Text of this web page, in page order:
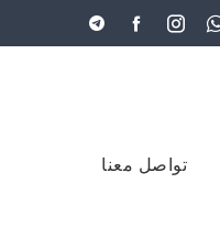
تواصل معنا